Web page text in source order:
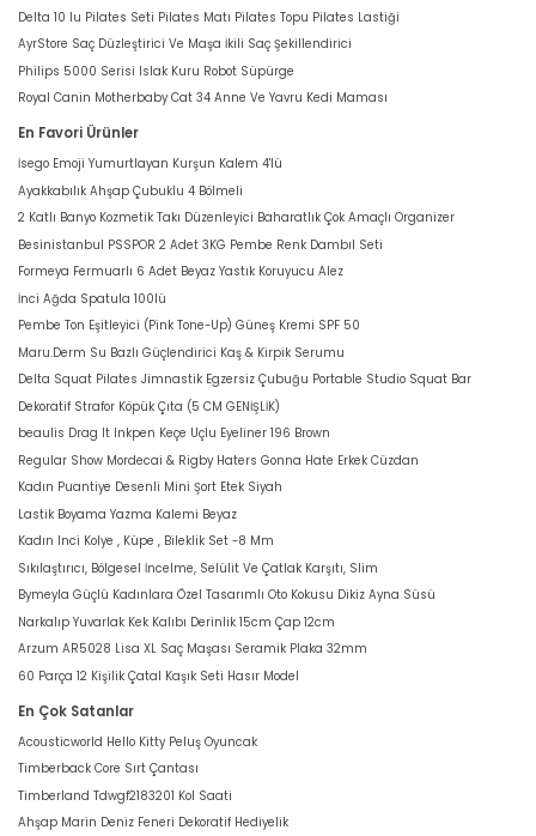
Delta 10 lu Pilates Seti Pilates Matı Pilates Topu Pilates Lastiği
AyrStore Saç Düzleştirici Ve Maşa İkili Saç Şekillendirici
Philips 5000 Serisi Islak Kuru Robot Süpürge
Royal Canin Motherbaby Cat 34 Anne Ve Yavru Kedi Maması
En Favori Ürünler
İsego Emoji Yumurtlayan Kurşun Kalem 4'lü
Ayakkabılık Ahşap Çubuklu 4 Bölmeli
2 Katlı Banyo Kozmetik Takı Düzenleyici Baharatlık Çok Amaçlı Organizer
Besinistanbul PSSPOR 2 Adet 3KG Pembe Renk Dambıl Seti
Formeya Fermuarlı 6 Adet Beyaz Yastık Koruyucu Alez
İnci Ağda Spatula 100lü
Pembe Ton Eşitleyici (Pink Tone-Up) Güneş Kremi SPF 50
Maru.Derm Su Bazlı Güçlendirici Kaş & Kirpik Serumu
Delta Squat Pilates Jimnastik Egzersiz Çubuğu Portable Studio Squat Bar
Dekoratif Strafor Köpük Çıta (5 CM GENİŞLİK)
beaulis Drag It Inkpen Keçe Uçlu Eyeliner 196 Brown
Regular Show Mordecai & Rigby Haters Gonna Hate Erkek Cüzdan
Kadın Puantiye Desenli Mini Şort Etek Siyah
Lastik Boyama Yazma Kalemi Beyaz
Kadın Inci Kolye , Küpe , Bileklik Set -8 Mm
Sıkılaştırıcı, Bölgesel İncelme, Selülit Ve Çatlak Karşıtı, Slim
Bymeyla Güçlü Kadınlara Özel Tasarımlı Oto Kokusu Dikiz Ayna Süsü
Narkalıp Yuvarlak Kek Kalıbı Derinlik 15cm Çap 12cm
Arzum AR5028 Lisa XL Saç Maşası Seramik Plaka 32mm
60 Parça 12 Kişilik Çatal Kaşık Seti Hasır Model
En Çok Satanlar
Acousticworld Hello Kitty Peluş Oyuncak
Timberback Core Sırt Çantası
Timberland Tdwgf2183201 Kol Saati
Ahşap Marin Deniz Feneri Dekoratif Hediyelik